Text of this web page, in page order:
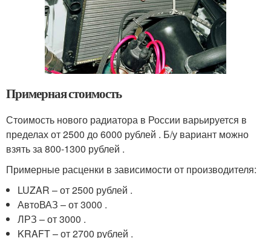
Примерная стоимость
Стоимость нового радиатора в России варьируется в
пределах от 2500 до 6000 рублей . Б/у вариант можно
взять за 800-1300 рублей .
Примерные расценки в зависимости от производителя:
LUZAR – от 2500 рублей .
АвтоВАЗ – от 3000 .
ЛРЗ – от 3000 .
KRAFT – от 2700 рублей .